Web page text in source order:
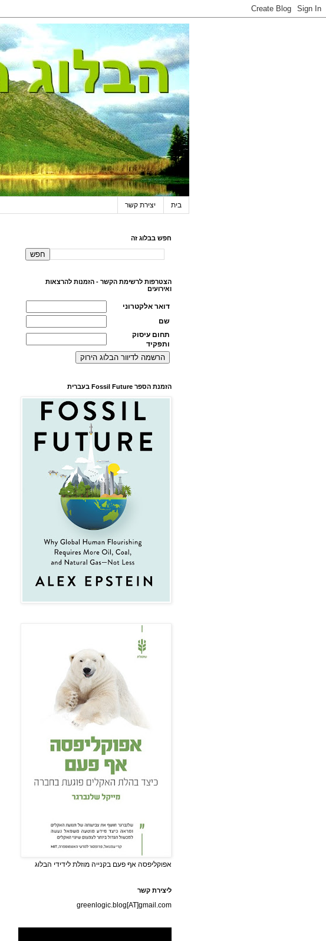
בית יצירת קשר
חפש בבלוג זה
הצטרפות לרשימת הקשר - הזמנות להרצאות
ואירועים
דואר אלקטרוני
שם
תחום עיסוק
ותפקיד
הזמנת הספר Fossil Future בעברית
אפוקליפסה אף פעם בקנייה מוזלת לידידי הבלוג
ליצירת קשר
greenlogic.blog[AT]gmail.com